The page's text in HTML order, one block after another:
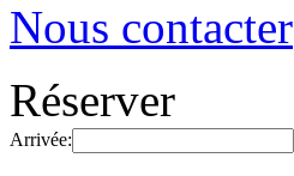
Nous contacter
Réserver
Arrivée: